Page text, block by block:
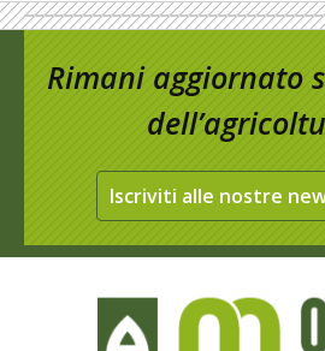
Rimani aggiornato
Iscriviti alle nostre